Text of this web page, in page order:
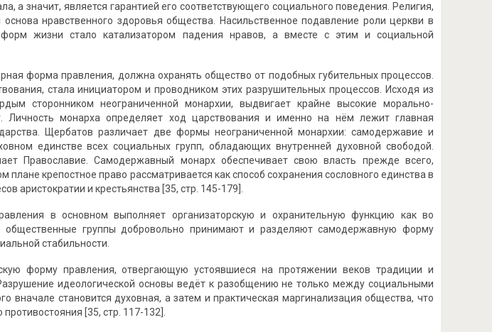
а значит, является гарантией его соответствующего социального поведения. Религия,
нравственного здоровья общества. Насильственное подавление роли церкви в
жизни стало катализатором падения нравов, а вместе с этим и социальной
форма правления, должна охранять общество от подобных губительных процессов.
стала инициатором и проводником этих разрушительных процессов. Исходя из
сторонником неограниченной монархии, выдвигает крайне высокие морально-
Личность монарха определяет ход царствования и именно на нём лежит главная
Щербатов различает две формы неограниченной монархии: самодержавие и
единстве всех социальных групп, обладающих внутренней духовной свободой.
Православие. Самодержавный монарх обеспечивает свою власть прежде всего,
крепостное право рассматривается как способ сохранения сословного единства в
аристократии и крестьянства [35, стр. 145-179].
в основном выполняет организаторскую и охранительную функцию как во
общественные группы добровольно принимают и разделяют самодержавную форму
стабильности.
форму правления, отвергающую устоявшиеся на протяжении веков традиции и
идеологической основы ведёт к разобщению не только между социальными
вначале становится духовная, а затем и практическая маргинализация общества, что
[35, стр. 117-132].